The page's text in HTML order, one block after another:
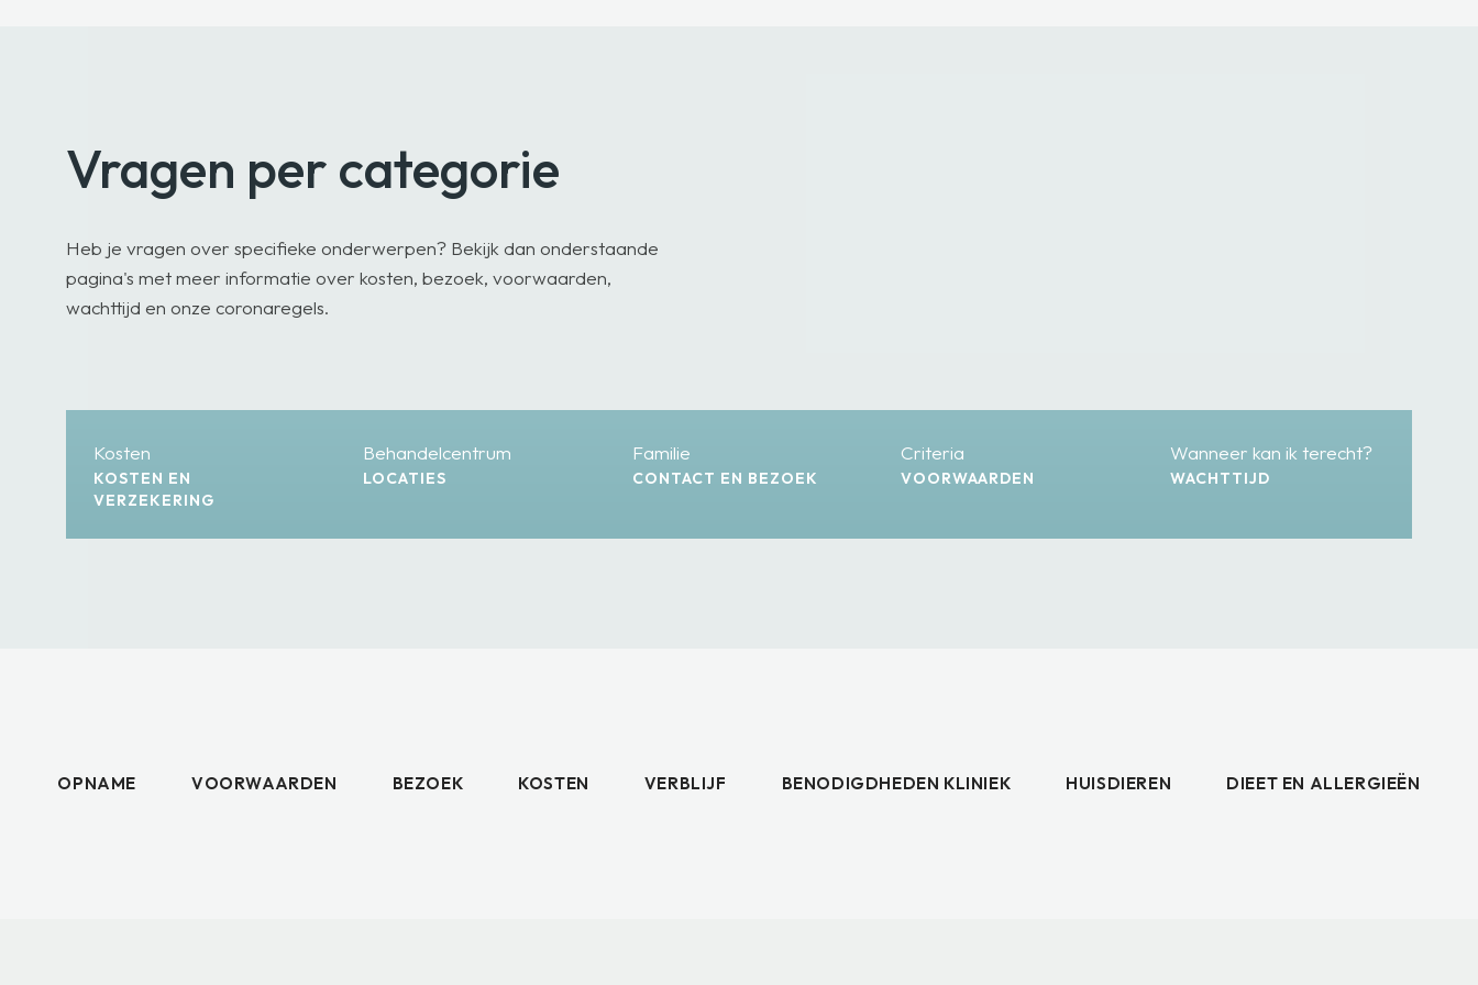
Vragen per categorie
Heb je vragen over specifieke onderwerpen? Bekijk dan onderstaande
pagina's met meer informatie over kosten, bezoek, voorwaarden,
wachttijd en onze coronaregels.
Kosten
KOSTEN EN
VERZEKERING
Behandelcentrum
LOCATIES
Familie
CONTACT EN BEZOEK
Criteria
VOORWAARDEN
Wanneer kan ik terecht?
WACHTTIJD
OPNAME VOORWAARDEN BEZOEK KOSTEN VERBLIJF BENODIGDHEDEN KLINIEK HUISDIEREN DIEET EN ALLERGIEËN